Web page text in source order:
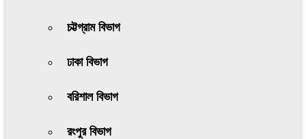
চট্টগ্রাম বিভাগ
ঢাকা বিভাগ
বরিশাল বিভাগ
রংপুর বিভাগ